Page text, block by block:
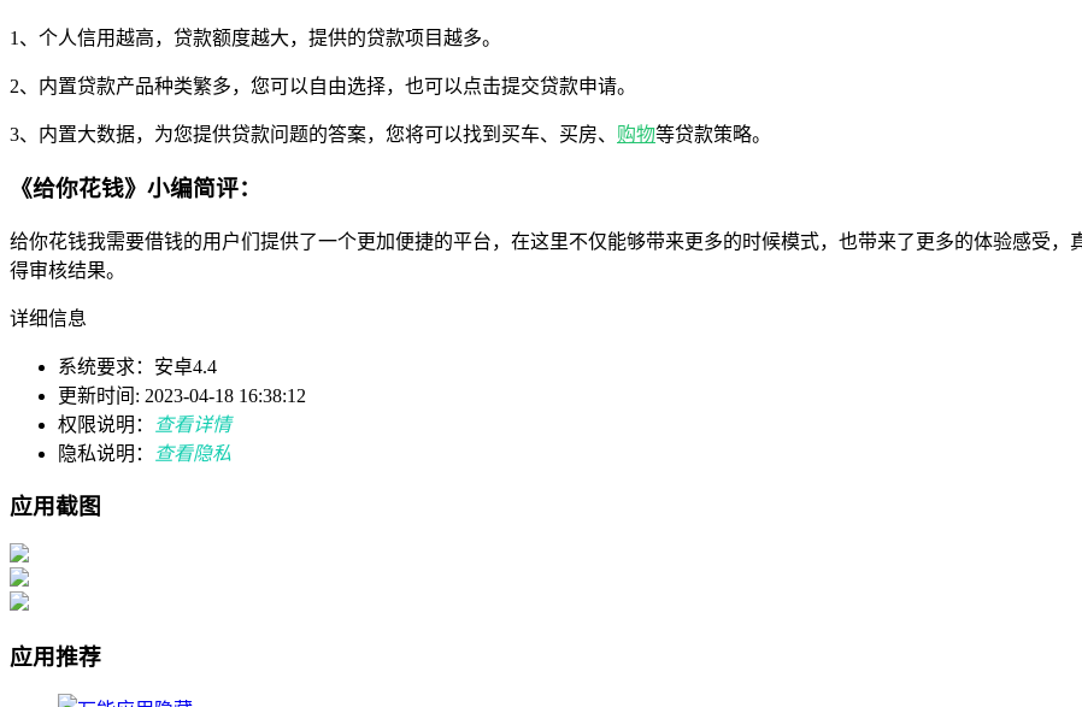
1、个人信用越高，贷款额度越大，提供的贷款项目越多。
2、内置贷款产品种类繁多，您可以自由选择，也可以点击提交贷款申请。
3、内置大数据，为您提供贷款问题的答案，您将可以找到买车、买房、 购物等贷款策略。
《给你花钱》小编简评：
给你花钱我需要借钱的用户们提供了一个更加便捷的平台，在这里不仅能够带来更多的时候模式，也带来了更多的体验感受
得审核结果。
详细信息
系统要求：安卓4.4
更新时间: 2023-04-18 16:38:12
权限说明：
查看详情
隐私说明：
查看隐私
应用截图
应用推荐